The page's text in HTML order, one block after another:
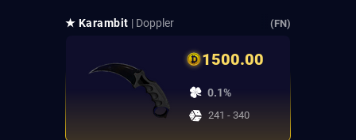
★ Karambit | Doppler (FN)
1500.00
0.1%
241 - 340